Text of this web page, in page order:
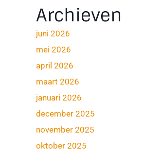
Archieven
juni 2026
mei 2026
april 2026
maart 2026
januari 2026
december 2025
november 2025
oktober 2025